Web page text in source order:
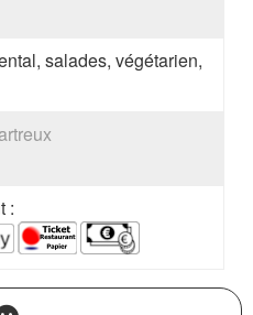
salades, végétarien,
: